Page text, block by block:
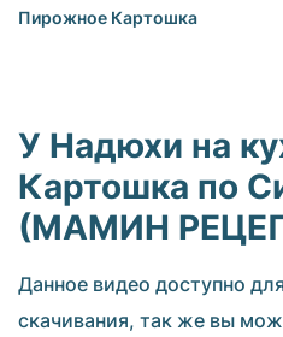
Пирожное Картошка
У Надюхи на
Картошка по
(МАМИН
Данное видео доступно
скачивания, так же вы